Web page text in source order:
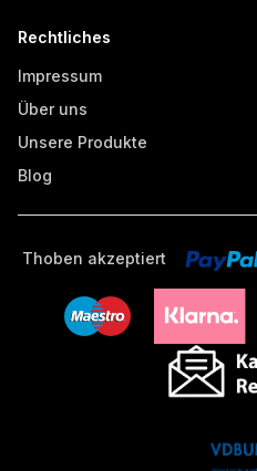
Rechtliches
Impressum
Über uns
Unsere Produkte
Blog
Thoben akzeptiert